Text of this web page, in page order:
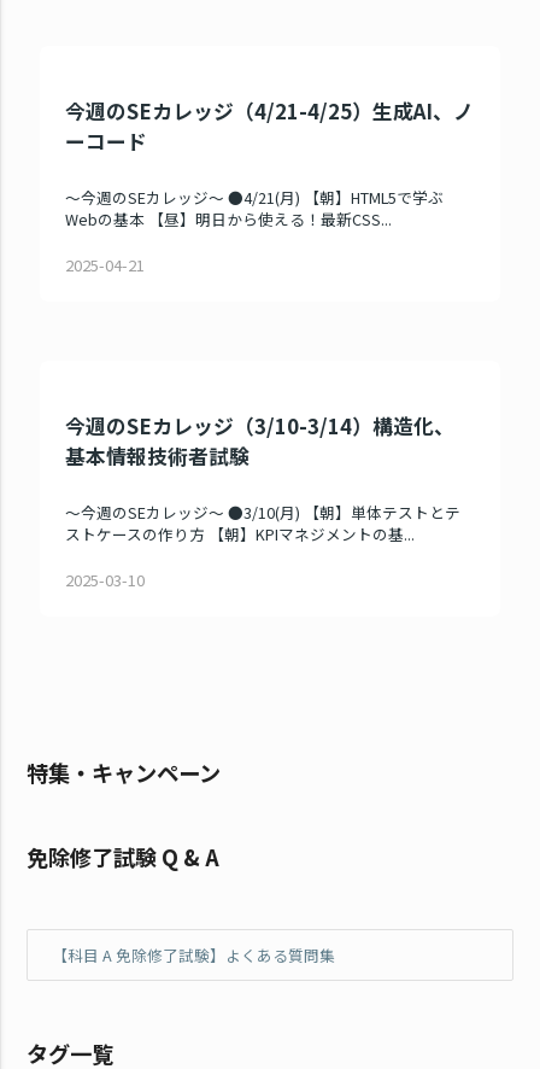
今週のSEカレッジ（4/21-4/25）生成AI、ノ
ーコード
～今週のSEカレッジ～ ●4/21(月) 【朝】HTML5で学ぶ
Webの基本 【昼】明日から使える！最新CSS...
2025-04-21
今週のSEカレッジ（3/10-3/14）構造化、
基本情報技術者試験
～今週のSEカレッジ～ ●3/10(月) 【朝】単体テストとテ
ストケースの作り方 【朝】KPIマネジメントの基...
2025-03-10
特集・キャンペーン
免除修了試験 Q & A
【科目 A 免除修了試験】よくある質問集
タグ一覧